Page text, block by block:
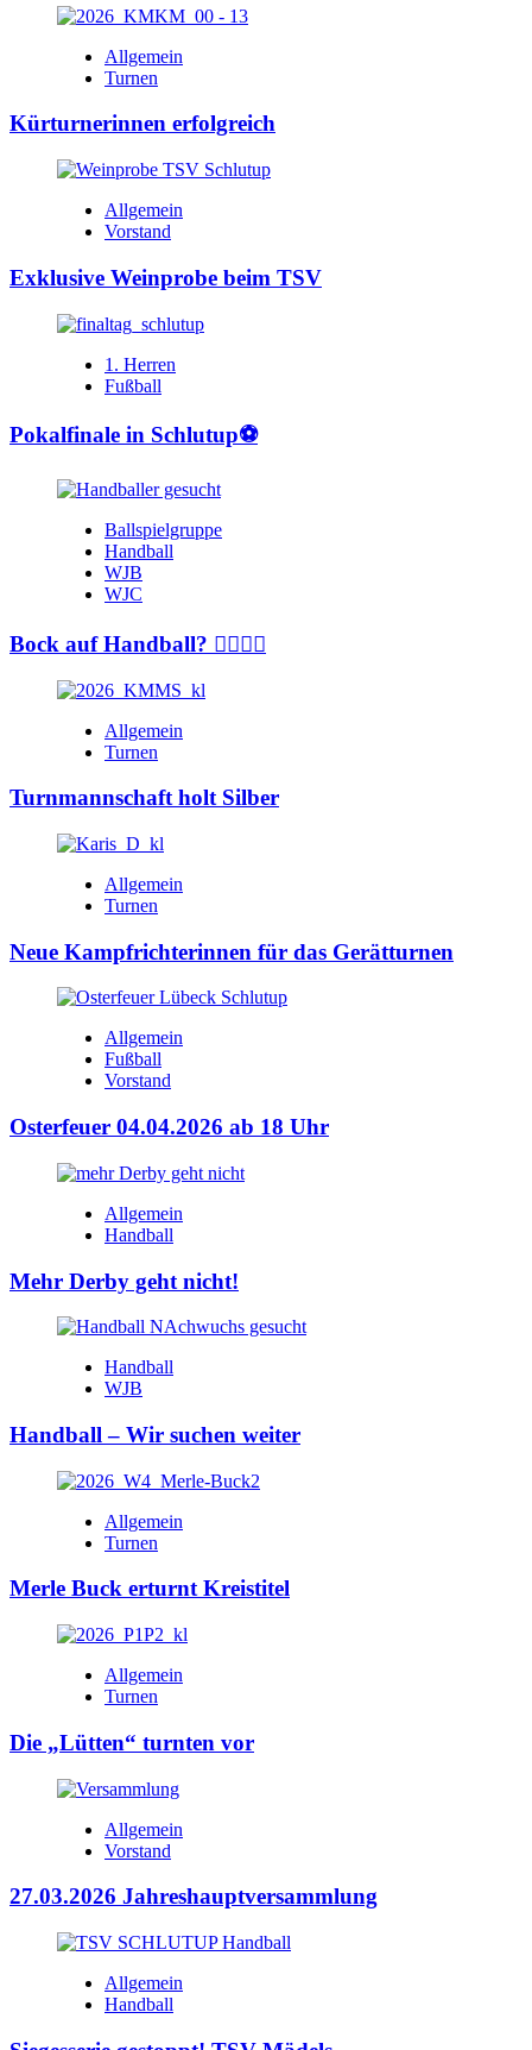
Allgemein
Turnen
Kürturnerinnen erfolgreich
Allgemein
Vorstand
Exklusive Weinprobe beim TSV
1. Herren
Fußball
Pokalfinale in Schlutup⚽️
Ballspielgruppe
Handball
WJB
WJC
Bock auf Handball? 🤾‍♂️🤾‍♀️
Allgemein
Turnen
Turnmannschaft holt Silber
Allgemein
Turnen
Neue Kampfrichterinnen für das Gerätturnen
Allgemein
Fußball
Vorstand
Osterfeuer 04.04.2026 ab 18 Uhr
Allgemein
Handball
Mehr Derby geht nicht!
Handball
WJB
Handball – Wir suchen weiter
Allgemein
Turnen
Merle Buck erturnt Kreistitel
Allgemein
Turnen
Die „Lütten“ turnten vor
Allgemein
Vorstand
27.03.2026 Jahreshauptversammlung
Allgemein
Handball